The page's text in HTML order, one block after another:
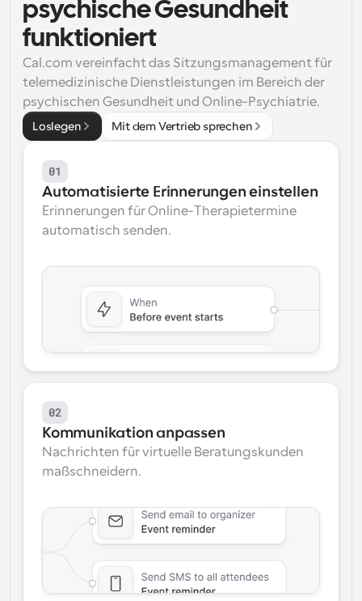
Supercharged Planung mit KI-gestützten Anrufen
Arbeitsabläufe
Automatisieren Sie die Planung und Erinnerungen
Blog
Bleiben Sie auf dem Laufenden über die neuesten
Nachrichten und Updates.
Sofortige Besprechungen
Treffen Sie sich in wenigen Minuten mit Kunden
Dynamische Gruppenlinks
Nahtlos Meetings mit mehreren Personen buchen
Erhalten Sie eine Benachrichtigung, wenn etwas
psychische Gesundheit
funktioniert
Cal.com vereinfacht das Sitzungsmanagement für
telemedizinische Dienstleistungen im Bereich der
psychischen Gesundheit und Online-Psychiatrie.
Loslegen Mit dem Vertrieb sprechen
01
Automatisierte Erinnerungen einstellen
Erinnerungen für Online-Therapietermine
automatisch senden.
02
Kommunikation anpassen
Nachrichten für virtuelle Beratungskunden
maßschneidern.